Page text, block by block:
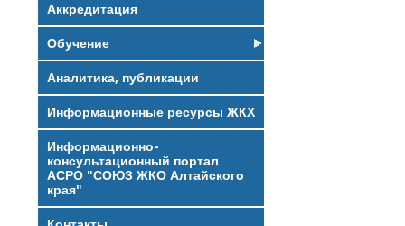
Аккредитация
Обучение
Аналитика, публикации
Информационные ресурсы ЖКХ
Информационно-
консультационный портал
АСРО "СОЮЗ ЖКО Алтайского
края"